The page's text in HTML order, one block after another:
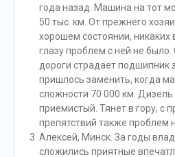
года назад. Машина на тот
50 тыс. км. От прежнего
хорошем состоянии,
глазу проблем с ней не было.
дороги страдает подшипник
пришлось заменить, когда
сложности 70 000 км. Дизель
приемистый. Тянет в гору, с
препятствий также проблем
Алексей, Минск. За годы
сложились приятные